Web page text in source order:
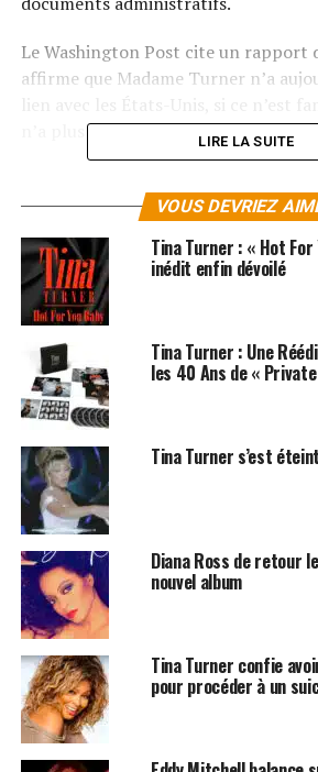
Le Washington Post cite un rapport
affirme que Madame Turner n’a
n’a plus l’intention d’y résider un
remariée au mois de juillet à
raison principale de son installation
helvète.
LES ALBUMS DE
SUJETS ASSOCIÉS:
LIRE LA SUITE
VOUS DEVRIEZ
Tina Turner : « Hot
inédit enfin dévoilé
Tina Turner : Une
les 40 Ans de «
Tina Turner s’est
Diana Ross de retour
nouvel album
Tina Turner confie
pour procéder à un